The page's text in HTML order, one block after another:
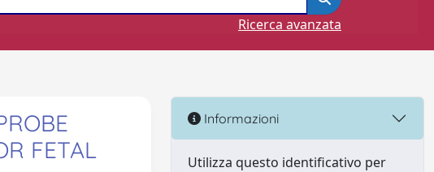
Ricerca avanzata
FETAL
Informazioni
Utilizza questo identificativo per